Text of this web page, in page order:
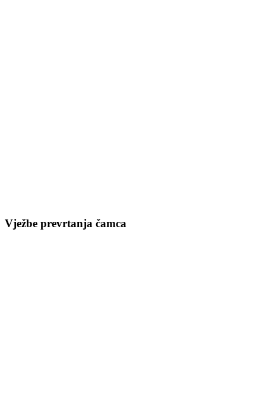
Vježbe prevrtanja čamca